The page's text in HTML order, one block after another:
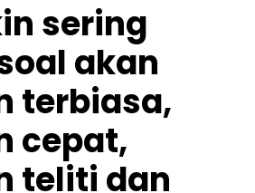
sering
akan
terbiasa,
cepat,
teliti dan